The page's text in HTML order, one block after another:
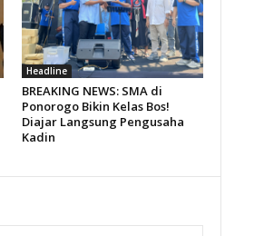
Headline
BREAKING NEWS: SMA di
Ponorogo Bikin Kelas Bos!
Diajar Langsung Pengusaha
Kadin